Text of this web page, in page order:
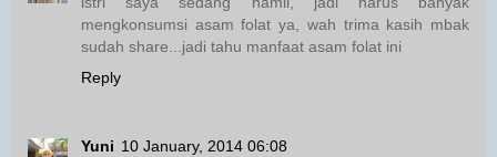
mengkonsumsi asam folat ya, wah trima kasih mbak
sudah share...jadi tahu manfaat asam folat ini
Reply
Yuni 10 January, 2014 06:08